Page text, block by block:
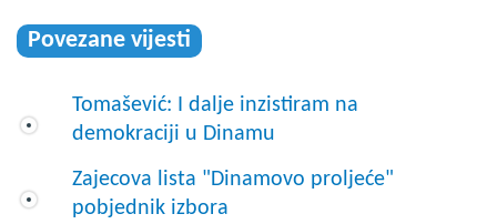
Povezane vijesti
Tomašević: I dalje inzistiram na
demokraciji u Dinamu
Zajecova lista "Dinamovo proljeće"
pobjednik izbora